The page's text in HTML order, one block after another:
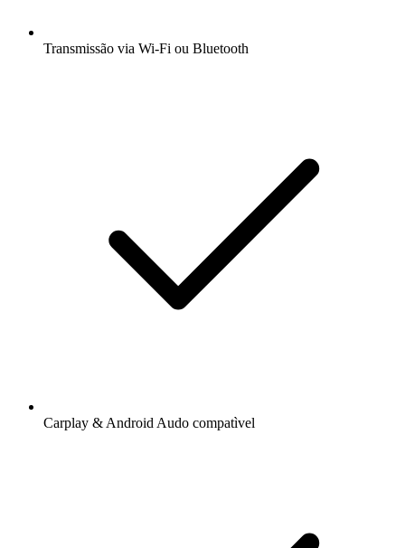
Transmissão via Wi-Fi ou Bluetooth
Carplay & Android Audo compatìvel